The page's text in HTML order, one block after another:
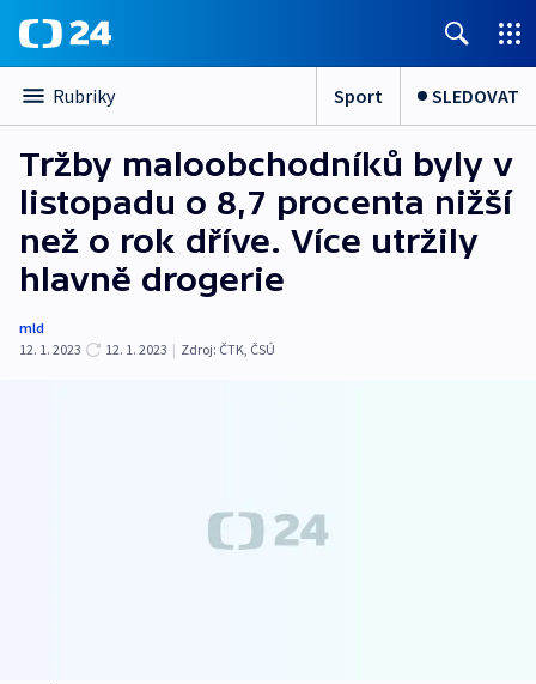
Rubriky Sport SLEDOVAT
Tržby maloobchodníků byly v
listopadu o 8,7 procenta nižší
než o rok dříve. Více utržily
hlavně drogerie
mld
12. 1. 2023
12. 1. 2023 | Zdroj: ČTK, ČSÚ